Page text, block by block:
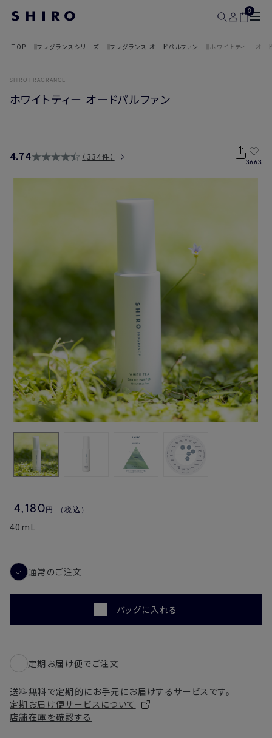
0
TOP フレグランスシリーズ フレグランス オードパルファン ホワイトティー オー
SHIRO FRAGRANCE
ホワイトティー オードパルファン
4.74 334件
3663
4,180円 （税込）
40mL
通常のご注文
バッグに入れる
定期お届け便でご注文
送料無料で定期的にお手元にお届けするサービスです。
定期お届け便サービスについて
店舗在庫を確認する